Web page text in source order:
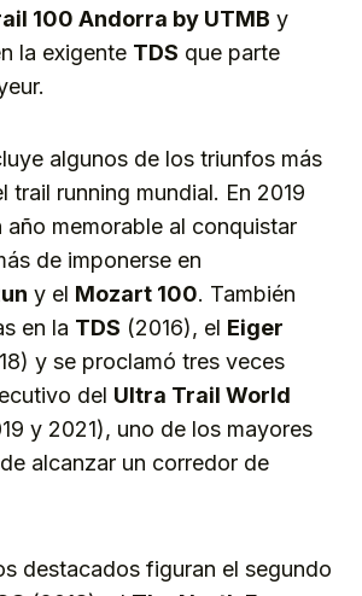
100 Andorra by UTMB y
la exigente TDS que parte
algunos de los triunfos más
trail running mundial. En 2019
memorable al conquistar
de imponerse en
y el Mozart 100. También
en la TDS (2016), el Eiger
y se proclamó tres veces
del Ultra Trail World
y 2021), uno de los mayores
alcanzar un corredor de
destacados figuran el segundo